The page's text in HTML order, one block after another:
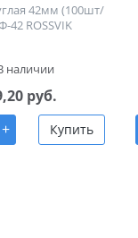
42мм (100шт/
42 ROSSVIK
наличии
руб.
+ Купить